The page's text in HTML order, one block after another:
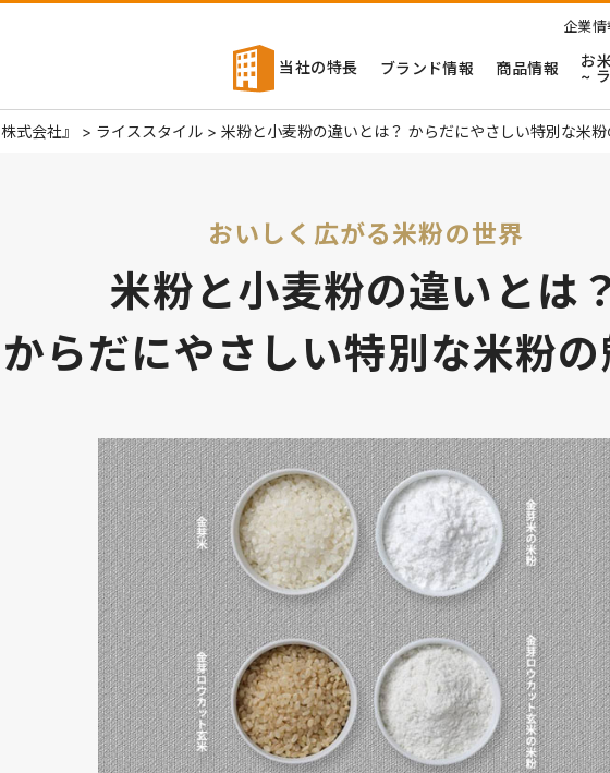
企業情
当社の特長 ブランド情報 商品情報
お
~
式会社』 > ライススタイル> 米粉と小麦粉の違いとは？ からだにやさしい特別な米
おいしく広がる米粉の世界
米粉と小麦粉の違いとは
からだにやさしい特別な米粉